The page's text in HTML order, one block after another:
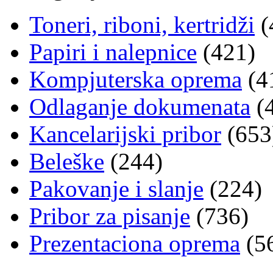
Toneri, riboni, kertridži
Papiri i nalepnice (421)
Kompjuterska oprema
Odlaganje dokumenata
Kancelarijski pribor
Beleške (244)
Pakovanje i slanje (224)
Pribor za pisanje (736)
Prezentaciona oprema